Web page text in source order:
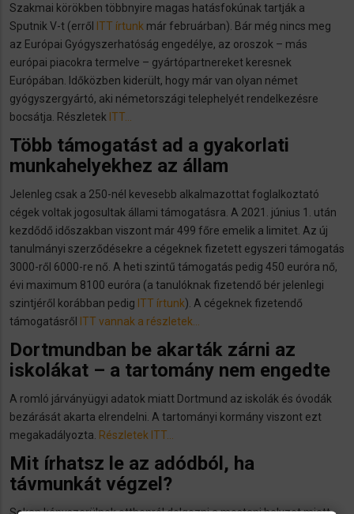
Szakmai körökben többnyire magas hatásfokúnak tartják a
Sputnik V-t (erről
ITT írtunk már februárban). Bár még nincs meg
az Európai Gyógyszerhatóság engedélye, az oroszok – más
európai piacokra termelve – gyártópartnereket keresnek
Európában. Időközben kiderült, hogy már van olyan német
gyógyszergyártó, aki németországi telephelyét rendelkezésre
bocsátja. Részletek ITT…
Több támogatást ad a gyakorlati
munkahelyekhez az állam
Jelenleg csak a 250-nél kevesebb alkalmazottat foglalkoztató
cégek voltak jogosultak állami támogatásra. A 2021. június 1. után
kezdődő időszakban viszont már 499 főre emelik a limitet. Az új
tanulmányi szerződésekre a cégeknek fizetett egyszeri támogatás
3000-ről 6000-re nő. A heti szintű támogatás pedig 450 euróra nő,
évi maximum 8100 euróra (a tanulóknak fizetendő bér jelenlegi
szintjéről korábban pedig ITT írtunk). A cégeknek fizetendő
támogatásről
ITT vannak a részletek…
Dortmundban be akarták zárni az
iskolákat – a tartomány nem engedte
A romló járványügyi adatok miatt Dortmund az iskolák és óvodák
bezárását akarta elrendelni. A tartományi kormány viszont ezt
megakadályozta. Részletek ITT…
Mit írhatsz le az adódból, ha
távmunkát végzel?